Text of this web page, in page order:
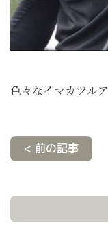
色々なイマカツル
< 前の記事